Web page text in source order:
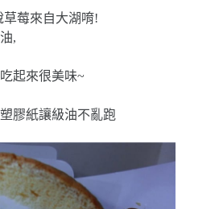
莓來自大湖唷!
,
起來很美味~
膠紙讓級油不亂跑